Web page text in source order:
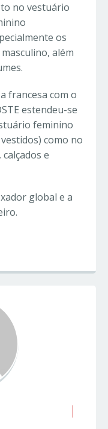
no vestuário
os
além
francesa com o
estendeu-se
feminino
como no
e
global e a